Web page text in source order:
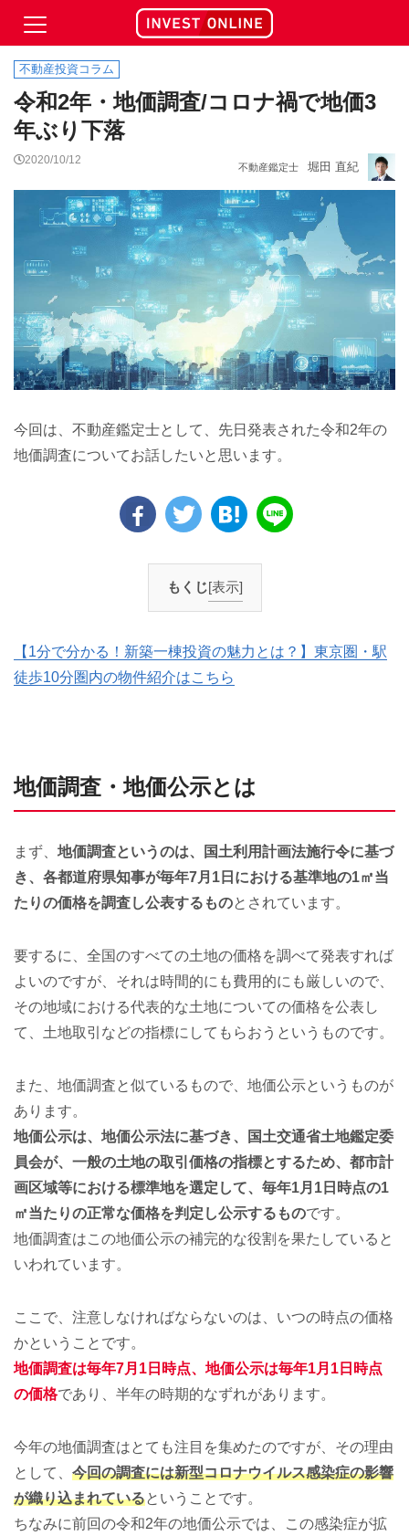
不動産投資コラム
令和2年・地価調査/コロナ禍で地価3
年ぶり下落
2020/10/12
不動産鑑定士 堀田 直紀
今回は、不動産鑑定士として、先日発表された令和2年の
地価調査についてお話したいと思います。
もくじ[表示]
【1分で分かる！新築一棟投資の魅力とは？】東京圏・駅
徒歩10分圏内の物件紹介はこちら
地価調査・地価公示とは
まず、 地価調査というのは、国土利用計画法施行令に基づ
き、各都道府県知事が毎年7月1日における基準地の1㎡当
たりの価格を調査し公表するものとされています。
要するに、全国のすべての土地の価格を調べて発表すれば
よいのですが、それは時間的にも費用的にも厳しいので、
その地域における代表的な土地についての価格を公表し
て、土地取引などの指標にしてもらおうというものです。
また、地価調査と似ているもので、地価公示というものが
あります。
地価公示は、地価公示法に基づき、国土交通省土地鑑定委
員会が、一般の土地の取引価格の指標とするため、都市計
画区域等における標準地を選定して、毎年1月1日時点の1
㎡当たりの正常な価格を判定し公示するものです。
地価調査はこの地価公示の補完的な役割を果たしていると
いわれています。
ここで、注意しなければならないのは、いつの時点の価格
かということです。
地価調査は毎年7月1日時点、地価公示は毎年1月1日時点
の価格であり、半年の時期的なずれがあります。
今年の地価調査はとても注目を集めたのですが、その理由
として、 今回の調査には新型コロナウイルス感染症の影響
が織り込まれているということです。
ちなみに前回の令和2年の地価公示では、この感染症が拡